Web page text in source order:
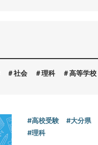
社会 理科 高等学校
#高校受験 #大分県
#理科